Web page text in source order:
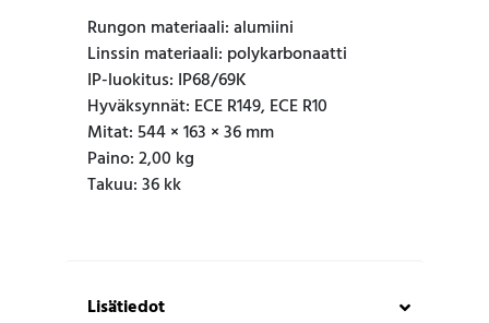
Rungon materiaali: alumiini
Linssin materiaali: polykarbonaatti
IP-luokitus: IP68/69K
Hyväksynnät: ECE R149, ECE R10
Mitat: 544 × 163 × 36 mm
Paino: 2,00 kg
Takuu: 36 kk
Lisätiedot